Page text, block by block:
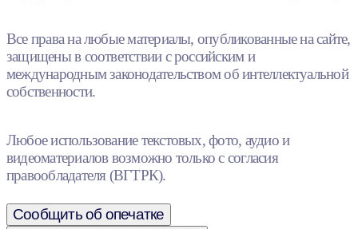
Все права на любые материалы, опубликованные на сайте,
защищены в соответствии с российским и
международным законодательством об интеллектуальной
собственности.
Любое использование текстовых, фото, аудио и
видеоматериалов возможно только с согласия
правообладателя (ВГТРК).
Сообщить об опечатке